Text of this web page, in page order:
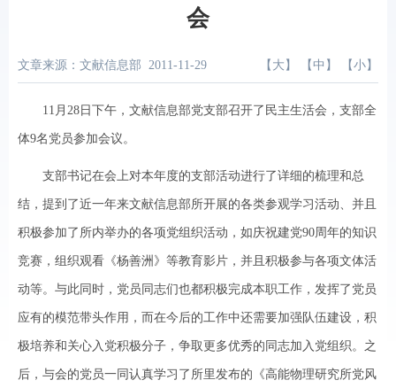
会
文章来源：文献信息部 2011-11-29 【 大 】 【 中 】 【 小 】
11月28日下午，文献信息部党支部召开了民主生活会，支部全
体9名党员参加会议。
支部书记在会上对本年度的支部活动进行了详细的梳理和总
结，提到了近一年来文献信息部所开展的各类参观学习活动、并且
积极参加了所内举办的各项党组织活动，如庆祝建党90周年的知识
竞赛，组织观看《杨善洲》等教育影片，并且积极参与各项文体活
动等。与此同时，党员同志们也都积极完成本职工作，发挥了党员
应有的模范带头作用，而在今后的工作中还需要加强队伍建设，积
极培养和关心入党积极分子，争取更多优秀的同志加入党组织。之
后，与会的党员一同认真学习了所里发布的《高能物理研究所党风